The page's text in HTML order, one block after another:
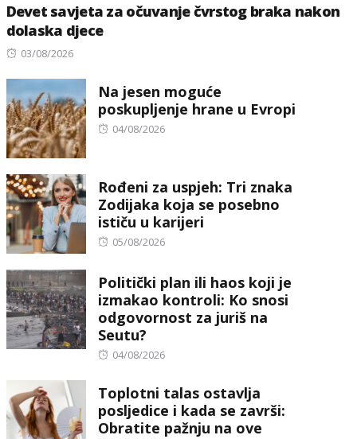
Devet savjeta za očuvanje čvrstog braka nakon
dolaska djece
Posted
03/08/2026
Na jesen moguće
poskupljenje hrane u Evropi
Posted
04/08/2026
Rođeni za uspjeh: Tri znaka
Zodijaka koja se posebno
ističu u karijeri
Posted
05/08/2026
Politički plan ili haos koji je
izmakao kontroli: Ko snosi
odgovornost za juriš na
Seutu?
Posted
04/08/2026
Toplotni talas ostavlja
posljedice i kada se završi:
Obratite pažnju na ove